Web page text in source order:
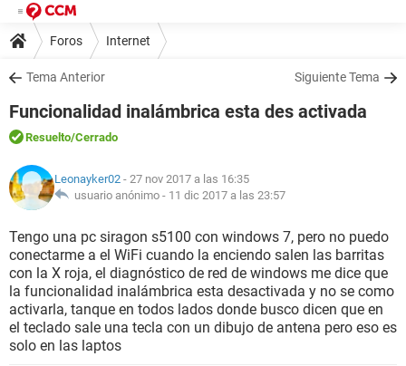
Foros Internet
Tema Anterior Siguiente Tema
Funcionalidad inalámbrica esta des activada
Resuelto/Cerrado
Leonayker02 - 27 nov 2017 a las 16:35
usuario anónimo - 11 dic 2017 a las 23:57
Tengo una pc siragon s5100 con windows 7, pero no puedo
conectarme a el WiFi cuando la enciendo salen las barritas
con la X roja, el diagnóstico de red de windows me dice que
la funcionalidad inalámbrica esta desactivada y no se como
activarla, tanque en todos lados donde busco dicen que en
el teclado sale una tecla con un dibujo de antena pero eso es
solo en las laptos